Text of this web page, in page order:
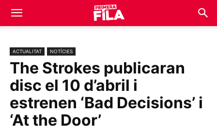
ACTUALITAT NOTÍCIES
The Strokes publicaran
disc el 10 d’abril i
estrenen ‘Bad Decisions’ i
‘At the Door’